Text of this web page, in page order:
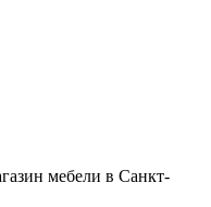
мебели в Санкт-